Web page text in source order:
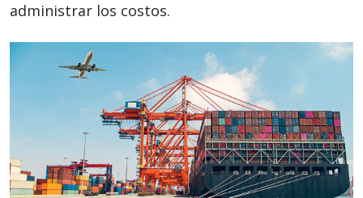
administrar los costos.